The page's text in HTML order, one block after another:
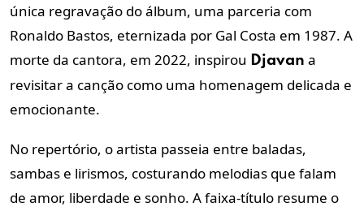
única regravação do álbum, uma parceria com
Ronaldo Bastos, eternizada por Gal Costa em 1987. A
morte da cantora, em 2022, inspirou Djavan a
revisitar a canção como uma homenagem delicada e
emocionante.
No repertório, o artista passeia entre baladas,
sambas e lirismos, costurando melodias que falam
de amor, liberdade e sonho. A faixa-título resume o